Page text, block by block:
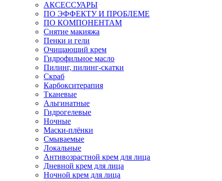
АКСЕССУАРЫ
ПО ЭФФЕКТУ И ПРОБЛЕМЕ
ПО КОМПОНЕНТАМ
Снятие макияжа
Пенки и гели
Очищающий крем
Гидрофильное масло
Пилинг, пилинг-скатки
Скраб
Карбокситерапия
Тканевые
Альгинатные
Гидрогелевые
Ночные
Маски-плёнки
Смываемые
Локальные
Антивозрастной крем для лица
Дневной крем для лица
Ночной крем для лица